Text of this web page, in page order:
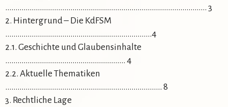
……………………………………………………………………………………… 3
2. Hintergrund – Die KdFSM
………………………………………………………………4
2.1. Geschichte und Glaubensinhalte
………………………………………………….. 4
2.2. Aktuelle Thematiken
………………………………………………………………….. 8
3. Rechtliche Lage